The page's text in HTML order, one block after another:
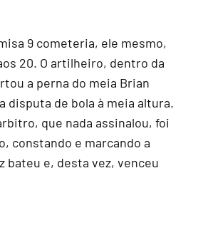
9 cometeria, ele mesmo,
20. O artilheiro, dentro da
a perna do meia Brian
disputa de bola à meia altura.
que nada assinalou, foi
constando e marcando a
bateu e, desta vez, venceu